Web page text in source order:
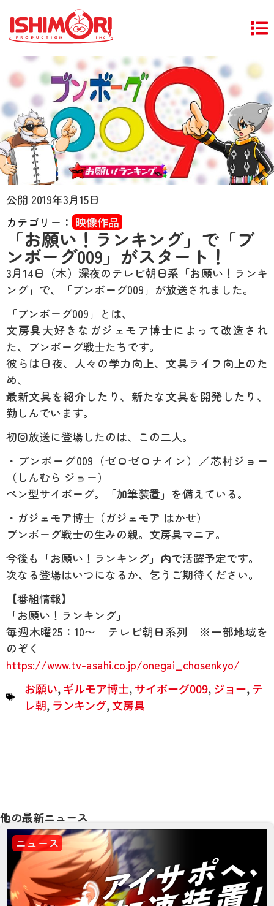
公開 2019年3月15日
カテゴリー： 映像作品
「お願い！ランキング」で「ブ
ンボーグ009」がスタート！
3月14日（木）深夜のテレビ朝日系「お願い！ランキ
ング」で、「ブンボーグ009」が放送されました。
「ブンボーグ009」とは、
文房具大好きなガジェモア博士によって改造され
た、ブンボーグ戦士たちです。
彼らは日夜、人々の学力向上、文具ライフ向上のた
め、
最新文具を紹介したり、新たな文具を開発したり、
勤しんでいます。
初回放送に登場したのは、この二人。
・ブンボーグ009（ゼロゼロナイン）／芯村ジョー
（しんむら ジョー）
ペン型サイボーグ。「加筆装置」を備えている。
・ガジェモア博士（ガジェモア はかせ）
ブンボーグ戦士の生みの親。文房具マニア。
今後も「お願い！ランキング」内で活躍予定です。
次なる登場はいつになるか、乞うご期待ください。
【番組情報】
「お願い！ランキング」
毎週木曜25：10〜 テレビ朝日系列 ※一部地域を
のぞく
https://www.tv-asahi.co.jp/onegai_chosenkyo/
お願い,ギルモア博士,サイボーグ009,ジョー,テ
レ朝, ランキング,文房具
他の最新ニュース
ニュース